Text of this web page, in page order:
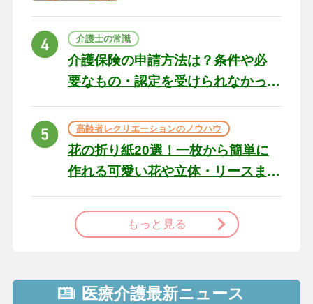
ト
介護士の常識
介護保険の申請方法は？条件や必
要なもの・認定を受けられなかっ
高齢者レクリエーションのノウハウ
花の折り紙20選！一枚から簡単に
作れる可愛い花や立体・リースま
もっと見る
医療介護最新ニュース